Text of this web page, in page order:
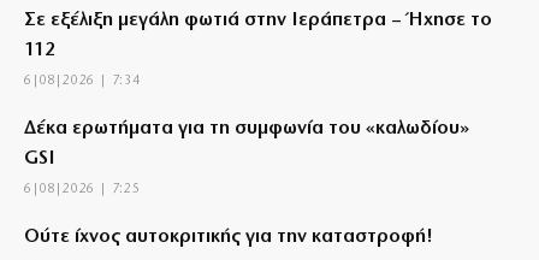
Σε εξέλιξη μεγάλη φωτιά στην Ιεράπετρα – Ήχησε το
112
6|08|2026 | 7:34
Δέκα ερωτήματα για τη συμφωνία του «καλωδίου»
GSI
6|08|2026 | 7:25
Ούτε ίχνος αυτοκριτικής για την καταστροφή!